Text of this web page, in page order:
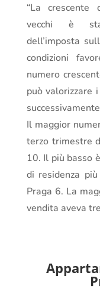
“La crescente
vecchi è
dell’imposta
condizioni
numero
può valorizzare
Il maggior
terzo trimestre
10. Il più basso
di residenza
Praga 6. La
vendita aveva